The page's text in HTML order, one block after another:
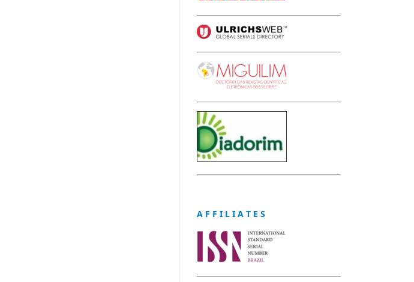
A F F I L I A T E S